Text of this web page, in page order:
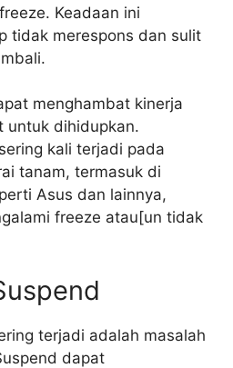
Keadaan ini
tidak merespons dan sulit
menghambat kinerja
untuk dihidupkan.
kali terjadi pada
tanam, termasuk di
Asus dan lainnya,
freeze atau[un tidak
terjadi adalah masalah
dapat